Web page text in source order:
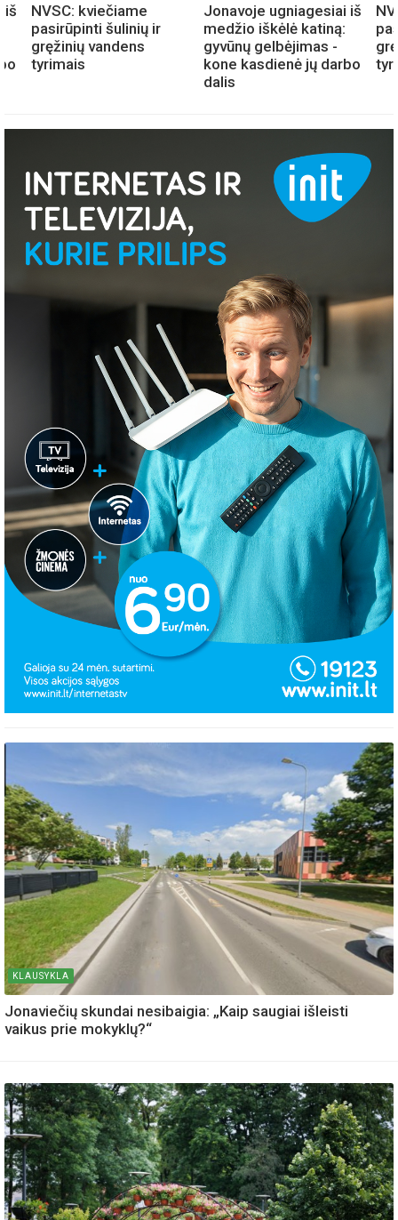
iš
NVSC: kviečiame
pasirūpinti šulinių ir
gręžinių vandens
tyrimais
Jonavoje ugniagesiai iš
medžio iškėlė katiną:
gyvūnų gelbėjimas -
kone kasdienė jų darbo
dalis
KLAUSYKLA
Jonaviečių skundai nesibaigia: „Kaip saugiai išleisti
vaikus prie mokyklų?“